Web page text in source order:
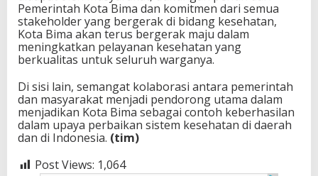
Pemerintah Kota Bima dan komitmen dari semua
stakeholder yang bergerak di bidang kesehatan,
Kota Bima akan terus bergerak maju dalam
meningkatkan pelayanan kesehatan yang
berkualitas untuk seluruh warganya.
Di sisi lain, semangat kolaborasi antara pemerintah
dan masyarakat menjadi pendorong utama dalam
menjadikan Kota Bima sebagai contoh keberhasilan
dalam upaya perbaikan sistem kesehatan di daerah
dan di Indonesia. (tim)
Post Views: 1,064